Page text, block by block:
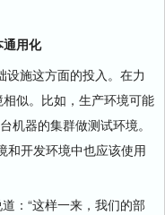
用化
施这方面的投入。在力
似。比如，生产环境可能
机器的集群做测试环境。
和开发环境中也应该使用
：“这样一来，我们的部